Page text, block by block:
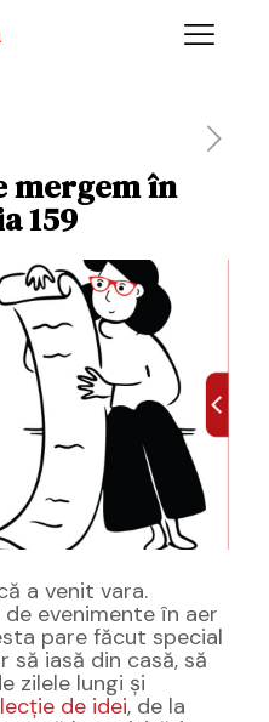
mergem în
159
a venit vara.
evenimente în aer
pare făcut special
să iasă din casă, să
zilele lungi și
de idei, de la